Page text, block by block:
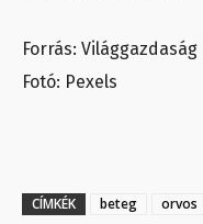
Forrás: Világgazdaság
Fotó: Pexels
CÍMKÉK beteg orvos